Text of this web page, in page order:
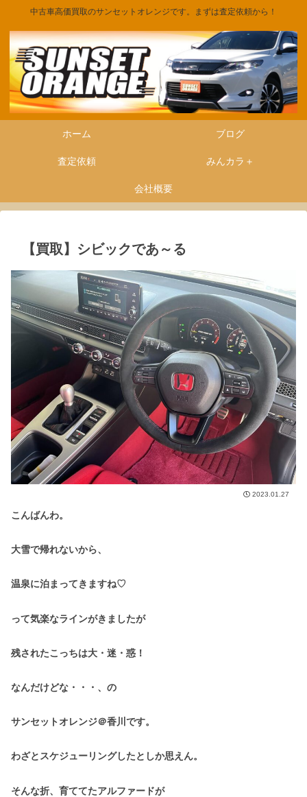
中古車高価買取のサンセットオレンジです。まずは査定依頼から！
ホーム ブログ
査定依頼 みんカラ＋
会社概要
【買取】シビックであ～る
2023.01.27
こんばんわ。
大雪で帰れないから、
温泉に泊まってきますね♡
って気楽なラインがきましたが
残されたこっちは大・迷・惑！
なんだけどな・・・、の
サンセットオレンジ＠香川です。
わざとスケジューリングしたとしか思えん。
そんな折、育ててたアルファードが